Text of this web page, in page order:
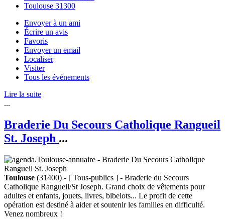
Toulouse 31300
Envoyer à un ami
Écrire un avis
Favoris
Envoyer un email
Localiser
Visiter
Tous les événements
Lire la suite
...
Braderie Du Secours Catholique Rangueil
St. Joseph ...
Toulouse (31400) - [ Tous-publics ] - Braderie du Secours
Catholique Rangueil/St Joseph. Grand choix de vêtements pour
adultes et enfants, jouets, livres, bibelots... Le profit de cette
opération est destiné à aider et soutenir les familles en difficulté.
Venez nombreux !